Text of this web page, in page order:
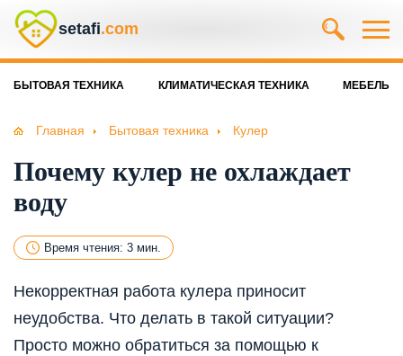
setafi.com
БЫТОВАЯ ТЕХНИКА КЛИМАТИЧЕСКАЯ ТЕХНИКА МЕБЕЛЬ
Главная Бытовая техника Кулер
Почему кулер не охлаждает
воду
Время чтения: 3 мин.
Некорректная работа кулера приносит
неудобства. Что делать в такой ситуации?
Просто можно обратиться за помощью к